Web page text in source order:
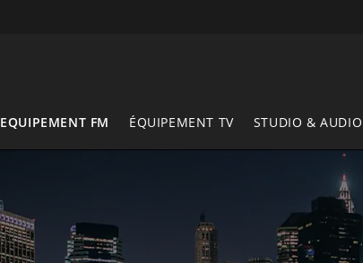
EQUIPEMENT FM ÉQUIPEMENT TV STUDIO & AUDIO